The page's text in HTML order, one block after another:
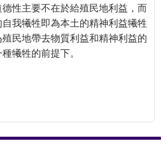
性主要不在於給殖民地利益，而
我犧牲即為本土的精神利益犧牲
民地帶去物質利益和精神利益的
犧牲的前提下。
爾對法蘭西帝國的道德想像